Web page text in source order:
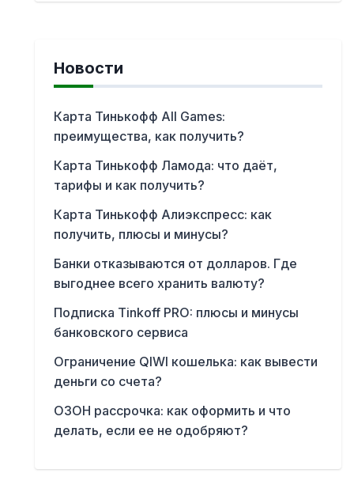
Новости
Карта Тинькофф All Games:
преимущества, как получить?
Карта Тинькофф Ламода: что даёт,
тарифы и как получить?
Карта Тинькофф Алиэкспресс: как
получить, плюсы и минусы?
Банки отказываются от долларов. Где
выгоднее всего хранить валюту?
Подписка Tinkoff PRO: плюсы и минусы
банковского сервиса
Ограничение QIWI кошелька: как вывести
деньги со счета?
ОЗОН рассрочка: как оформить и что
делать, если ее не одобряют?